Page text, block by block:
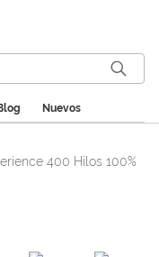
Nuevos
400 Hilos 100%